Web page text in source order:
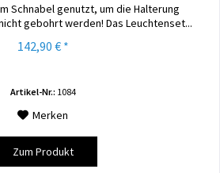
Schnabel genutzt, um die Halterung
gebohrt werden! Das Leuchtenset...
142,90 € *
Artikel-Nr.: 1084
Merken
Zum Produkt